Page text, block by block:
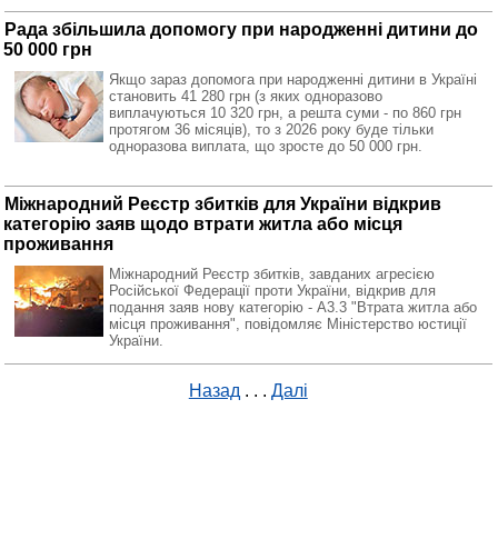
Рада збільшила допомогу при народженні дитини до
50 000 грн
Якщо зараз допомога при народженні дитини в Україні
становить 41 280 грн (з яких одноразово
виплачуються 10 320 грн, а решта суми - по 860 грн
протягом 36 місяців), то з 2026 року буде тільки
одноразова виплата, що зросте до 50 000 грн.
Міжнародний Реєстр збитків для України відкрив
категорію заяв щодо втрати житла або місця
проживання
Міжнародний Реєстр збитків, завданих агресією
Російської Федерації проти України, відкрив для
подання заяв нову категорію - A3.3 "Втрата житла або
місця проживання", повідомляє Міністерство юстиції
України.
Назад . . . Далі